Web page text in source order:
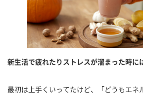
新生活で疲れたりストレスが溜まった時に
最初は上手くいってたけど、「どうもエネ